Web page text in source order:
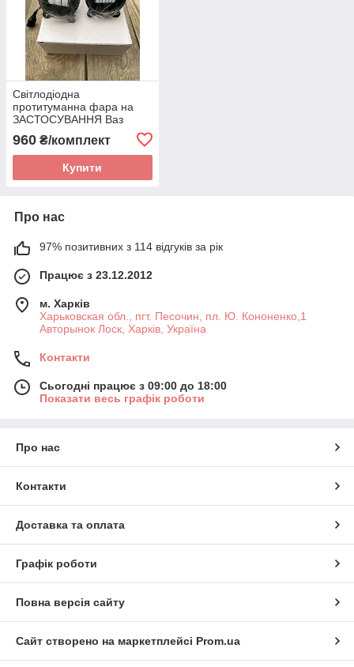
Світлодіодна
протитуманна фара на
ЗАСТОСУВАННЯ Ваз
2170, 2172. LED- фари з
лінзами в бампер Білий
960 ₴/комплект
Купити
Про нас
97% позитивних з 114 відгуків за рік
Працює з 23.12.2012
м. Харків
Харьковская обл., пгт. Песочин, пл. Ю. Кононенко,1
Авторынок Лоск, Харків, Україна
Контакти
Сьогодні працює з 09:00 до 18:00
Показати весь графік роботи
Про нас
Контакти
Доставка та оплата
Графік роботи
Повна версія сайту
Сайт створено на маркетплейсі Prom.ua